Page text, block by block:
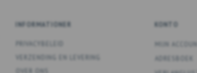
INFORMATIONER KONTO
MIJN
ADRESBOEK